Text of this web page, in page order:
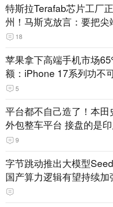
特斯拉Terafab芯片工厂
州！马斯克放言：要把尖
回美国
18
苹果拿下高端手机市场
额：iPhone 17系列功不
5
平台都不自己造了！本田
外包整车平台 接盘的是
9
字节跳动推出大模型
国产算力逻辑有望持续加